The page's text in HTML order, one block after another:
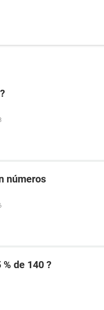
números
de 140 ?